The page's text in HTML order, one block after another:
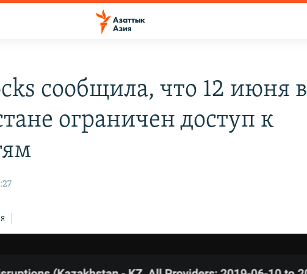
сообщила, что 12 июня в
ограничен доступ к